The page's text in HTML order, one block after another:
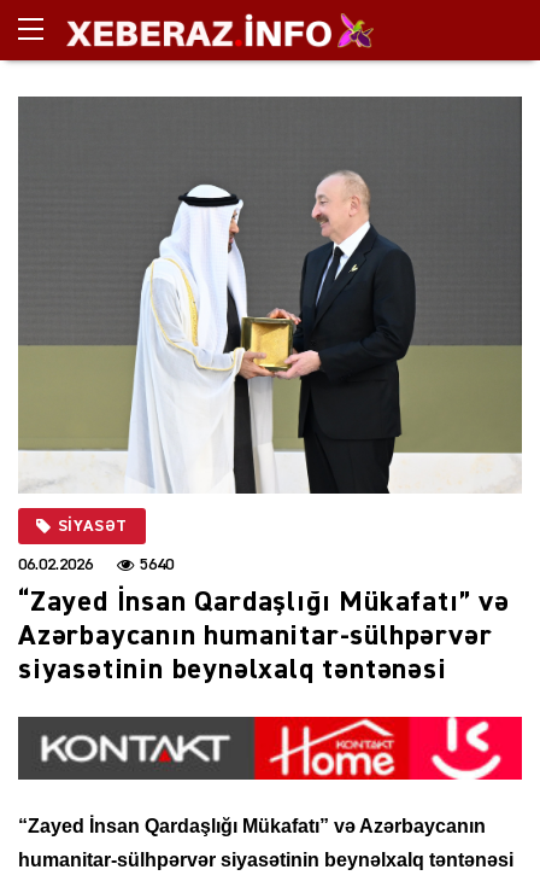
SIYASƏT
06.02.2026 5640
“Zayed İnsan Qardaşlığı Mükafatı” və
Azərbaycanın humanitar-sülhpərvər
siyasətinin beynəlxalq təntənəsi
“Zayed İnsan Qardaşlığı Mükafatı” və Azərbaycanın
humanitar-sülhpərvər siyasətinin beynəlxalq təntənəsi